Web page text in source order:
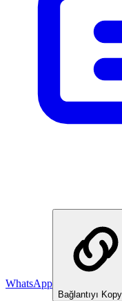
WhatsApp
Bağlantıyı